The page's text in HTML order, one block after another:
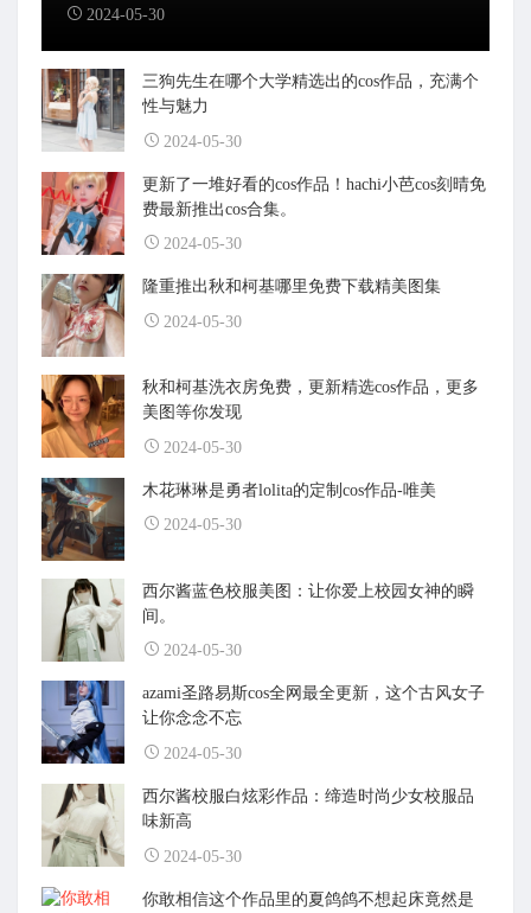
2024-05-30
三狗先生在哪个大学精选出的cos作品，充满个
性与魅力
2024-05-30
更新了一堆好看的cos作品！hachi小芭cos刻晴免
费最新推出cos合集。
2024-05-30
隆重推出秋和柯基哪里免费下载精美图集
2024-05-30
秋和柯基洗衣房免费，更新精选cos作品，更多
美图等你发现
2024-05-30
木花琳琳是勇者lolita的定制cos作品-唯美
2024-05-30
西尔酱蓝色校服美图：让你爱上校园女神的瞬
间。
2024-05-30
azami圣路易斯cos全网最全更新，这个古风女子
让你念念不忘
2024-05-30
西尔酱校服白炫彩作品：缔造时尚少女校服品
味新高
2024-05-30
你敢相信这个作品里的夏鸽鸽不想起床竟然是